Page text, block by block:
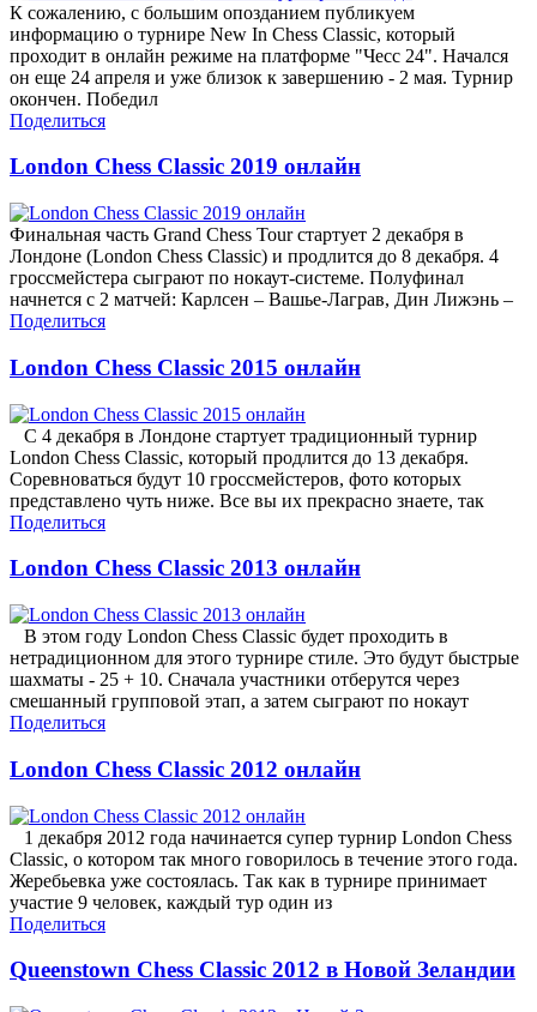
К сожалению, с большим опозданием публикуем
информацию о турнире New In Chess Classic, который
проходит в онлайн режиме на платформе "Чесс 24". Начался
он еще 24 апреля и уже близок к завершению - 2 мая. Турнир
окончен. Победил
Поделиться
London Chess Classic 2019 онлайн
Финальная часть Grand Chess Tour стартует 2 декабря в
Лондоне (London Chess Classic) и продлится до 8 декабря. 4
гроссмейстера сыграют по нокаут-системе. Полуфинал
начнется с 2 матчей: Карлсен – Вашье-Лаграв, Дин Лижэнь –
Поделиться
London Chess Classic 2015 онлайн
С 4 декабря в Лондоне стартует традиционный турнир
London Chess Classic, который продлится до 13 декабря.
Соревноваться будут 10 гроссмейстеров, фото которых
представлено чуть ниже. Все вы их прекрасно знаете, так
Поделиться
London Chess Classic 2013 онлайн
В этом году London Chess Classic будет проходить в
нетрадиционном для этого турнире стиле. Это будут быстрые
шахматы - 25 + 10. Сначала участники отберутся через
смешанный групповой этап, а затем сыграют по нокаут
Поделиться
London Chess Classic 2012 онлайн
1 декабря 2012 года начинается супер турнир London Chess
Classic, о котором так много говорилось в течение этого года.
Жеребьевка уже состоялась. Так как в турнире принимает
участие 9 человек, каждый тур один из
Поделиться
Queenstown Chess Classic 2012 в Новой Зеландии